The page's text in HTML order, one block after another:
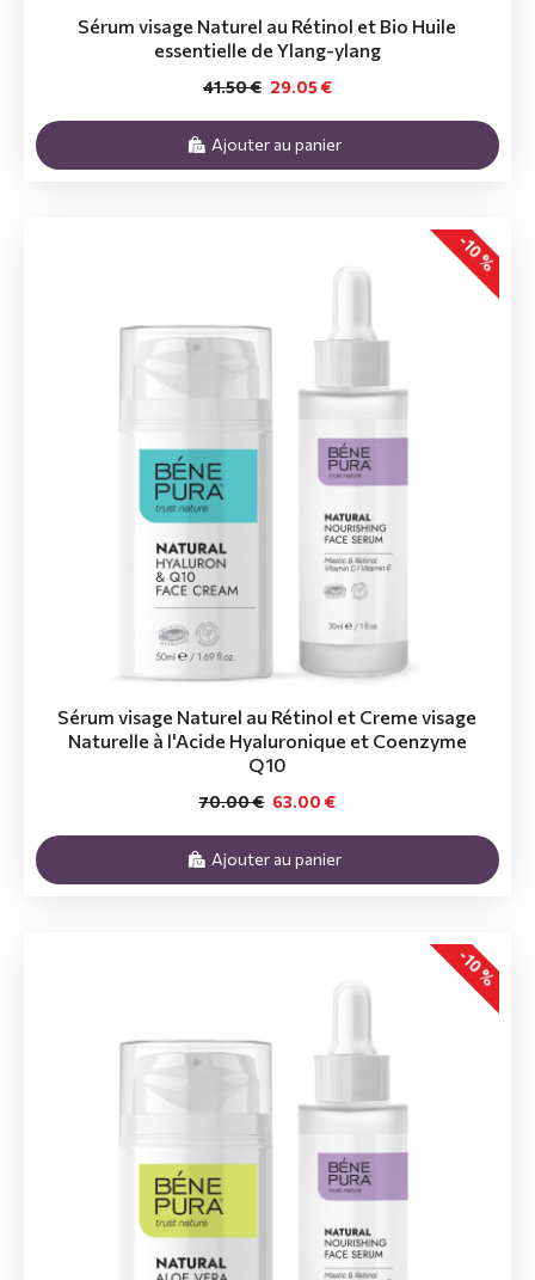
Sérum visage Naturel au Rétinol et Bio Huile
essentielle de Ylang-ylang
29.05 €
41.50 €
Ajouter au panier
-10 %
Sérum visage Naturel au Rétinol et Creme visage
Naturelle à l'Acide Hyaluronique et Coenzyme
Q10
63.00 €
70.00 €
Ajouter au panier
-10 %